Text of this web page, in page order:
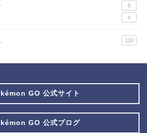
8
4
110
GO 公式サイト
GO 公式ブログ